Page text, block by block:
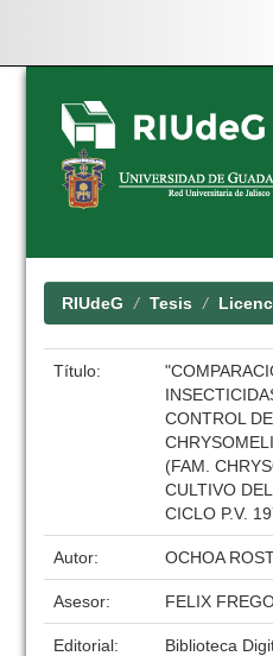
Skip
navigation
RIUdeG Tesis
Título:
CONTROL
(FAM.
CULTIVO
CICLO P.V.
Autor: OCHOA
Asesor: FELIX
Editorial:
Biblioteca